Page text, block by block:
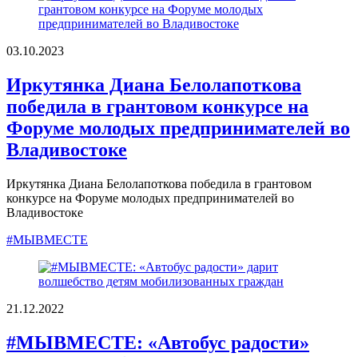
03.10.2023
Иркутянка Диана Белолапоткова
победила в грантовом конкурсе на
Форуме молодых предпринимателей во
Владивостоке
Иркутянка Диана Белолапоткова победила в грантовом
конкурсе на Форуме молодых предпринимателей во
Владивостоке
#МЫВМЕСТЕ
21.12.2022
#МЫВМЕСТЕ: «Автобус радости»